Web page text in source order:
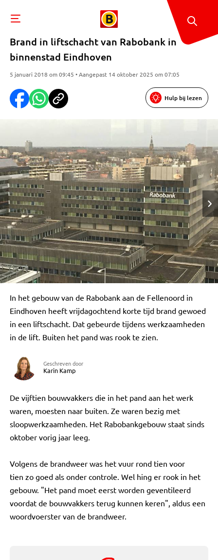
Brand in liftschacht van Rabobank in
binnenstad Eindhoven
5 januari 2018 om 09:45 • Aangepast 14 oktober 2025 om 07:05
Hulp bij lezen
In het gebouw van de Rabobank aan de Fellenoord in
Eindhoven heeft vrijdagochtend korte tijd brand gewoed
in een liftschacht. Dat gebeurde tijdens werkzaamheden
in de lift. Buiten het pand was rook te zien.
Geschreven door
Karin Kamp
De vijftien bouwvakkers die in het pand aan het werk
waren, moesten naar buiten. Ze waren bezig met
sloopwerkzaamheden. Het Rabobankgebouw staat sinds
oktober vorig jaar leeg.
Volgens de brandweer was het vuur rond tien voor
tien zo goed als onder controle. Wel hing er rook in het
gebouw. "Het pand moet eerst worden geventileerd
voordat de bouwvakkers terug kunnen keren", aldus een
woordvoerster van de brandweer.